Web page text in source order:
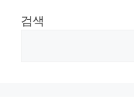
검색